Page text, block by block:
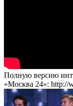
Полную версию
«Москва 24»: http://